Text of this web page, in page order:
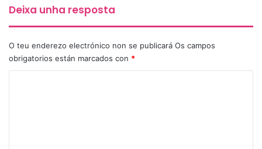
Deixa unha resposta
O teu enderezo electrónico non se publicará Os campos
obrigatorios están marcados con *